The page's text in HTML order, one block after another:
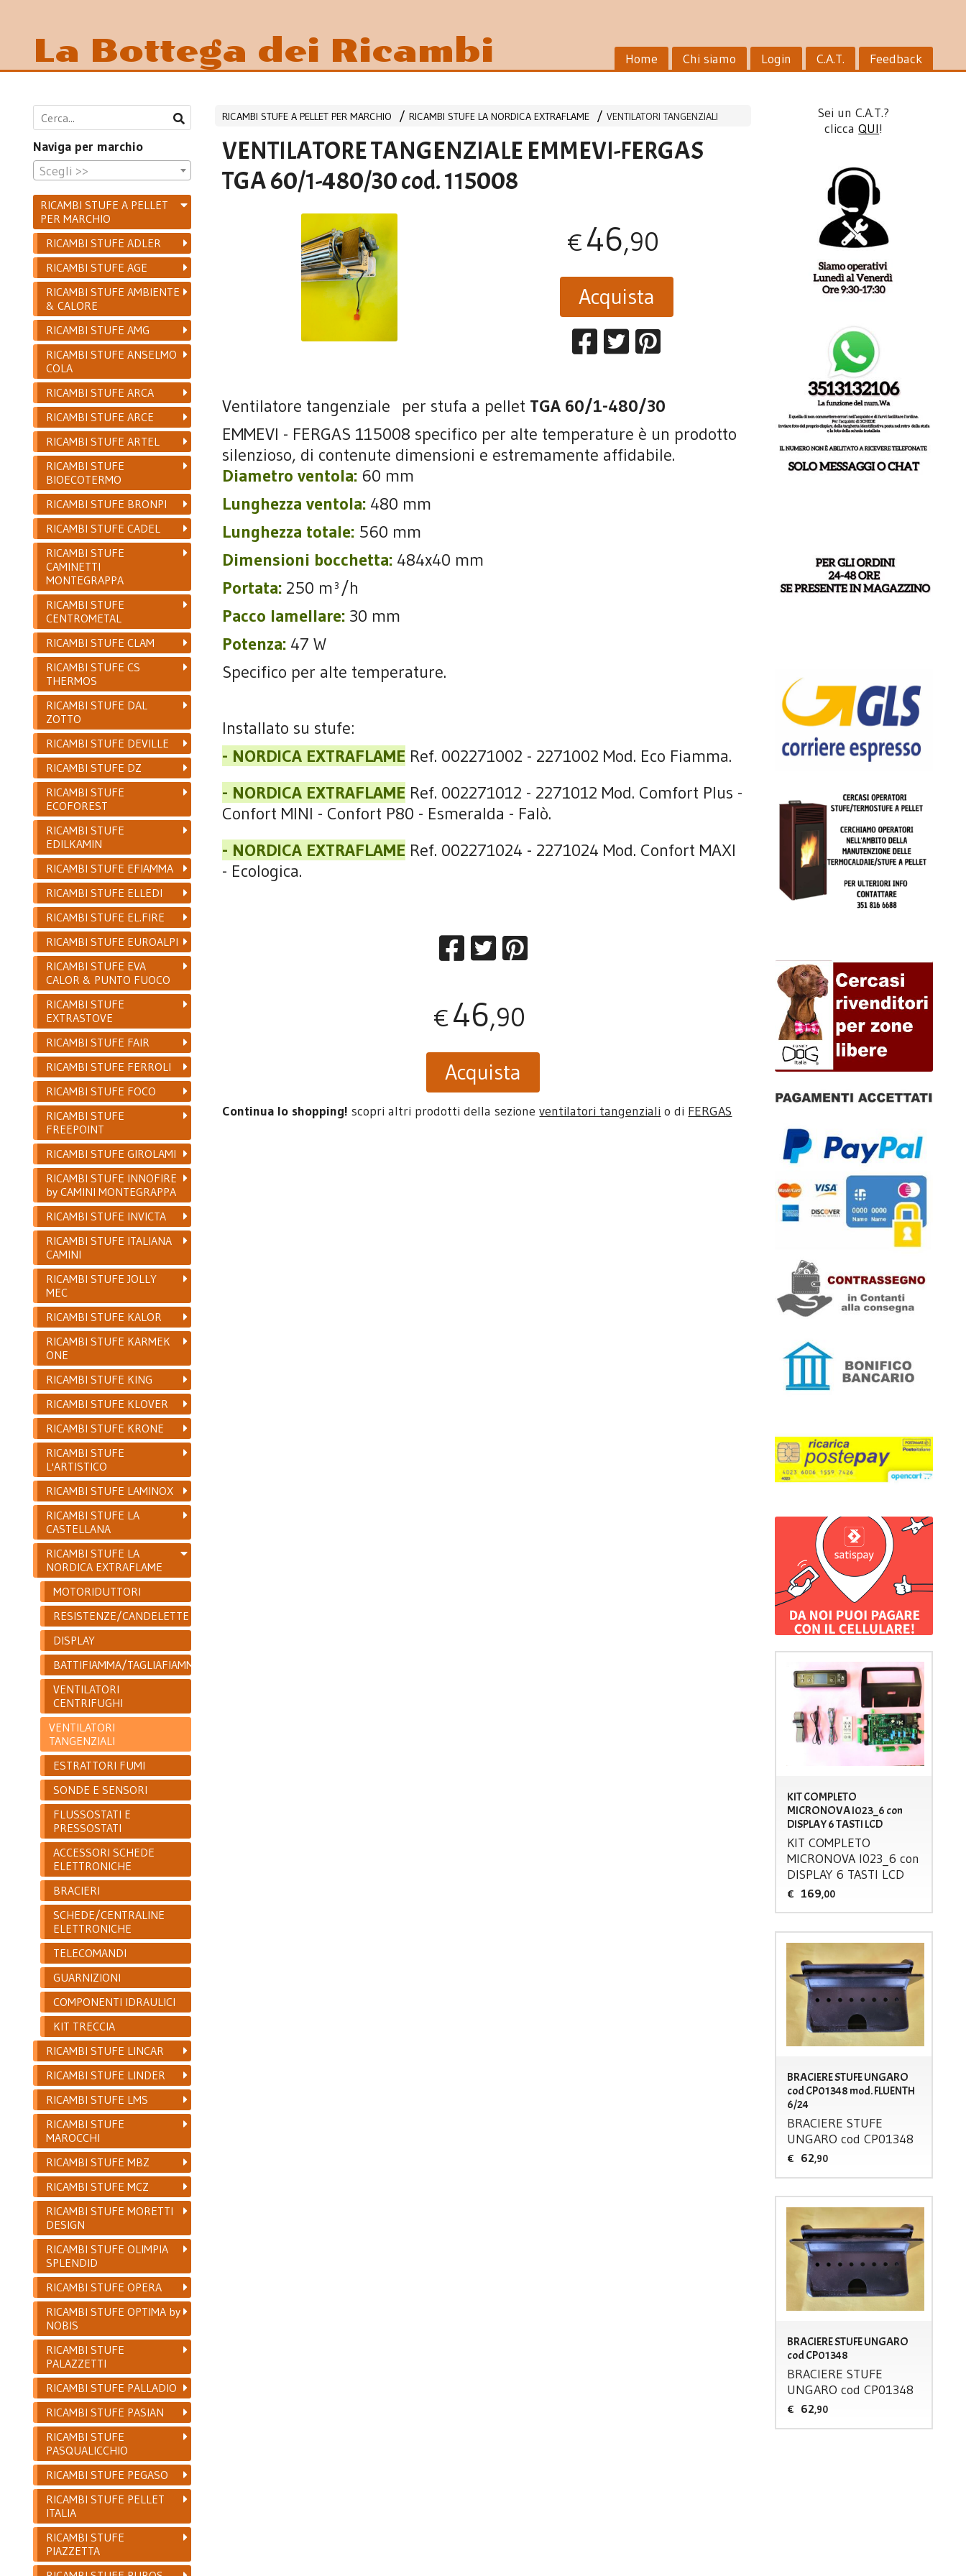
Home Chi siamo Login C.A.T. Feedback
La Bottega dei Ricambi
RICAMBI STUFE A PELLET PER MARCHIO RICAMBI STUFE LA NORDICA EXTRAFLAME VENTILATORI TANGENZIALI
VENTILATORE TANGENZIALE EMMEVI-FERGAS
TGA 60/1-480/30 cod. 115008
€46,90
Acquista
Ventilatore tangenziale per stufa a pellet TGA 60/1-480/30
EMMEVI - FERGAS 115008 specifico per alte temperature è un prodotto
silenzioso, di contenute dimensioni e estremamente affidabile.
Diametro ventola: 60 mm
Lunghezza ventola: 480 mm
Lunghezza totale: 560 mm
Dimensioni bocchetta: 484x40 mm
Portata: 250 m³/h
Pacco lamellare: 30 mm
Potenza: 47 W
Specifico per alte temperature.
Installato su stufe:
- NORDICA EXTRAFLAME Ref. 002271002 - 2271002 Mod. Eco Fiamma.
- NORDICA EXTRAFLAME Ref. 002271012 - 2271012 Mod. Comfort Plus -
Confort MINI - Confort P80 - Esmeralda - Falò.
- NORDICA EXTRAFLAME Ref. 002271024 - 2271024 Mod. Confort MAXI
- Ecologica.
€46,90
Acquista
Continua lo shopping! scopri altri prodotti della sezioneventilatori tangenziali o di FERGAS
Naviga per marchio
Scegli >>
RICAMBI STUFE A PELLET
PER MARCHIO
RICAMBI STUFE ADLER
RICAMBI STUFE AGE
RICAMBI STUFE AMBIENTE
& CALORE
RICAMBI STUFE AMG
RICAMBI STUFE ANSELMO
COLA
RICAMBI STUFE ARCA
RICAMBI STUFE ARCE
RICAMBI STUFE ARTEL
RICAMBI STUFE
BIOECOTERMO
RICAMBI STUFE BRONPI
RICAMBI STUFE CADEL
RICAMBI STUFE
CAMINETTI
MONTEGRAPPA
RICAMBI STUFE
CENTROMETAL
RICAMBI STUFE CLAM
RICAMBI STUFE CS
THERMOS
RICAMBI STUFE DAL
ZOTTO
RICAMBI STUFE DEVILLE
RICAMBI STUFE DZ
RICAMBI STUFE
ECOFOREST
RICAMBI STUFE
EDILKAMIN
RICAMBI STUFE EFIAMMA
RICAMBI STUFE ELLEDI
RICAMBI STUFE EL.FIRE
RICAMBI STUFE EUROALPI
RICAMBI STUFE EVA
CALOR & PUNTO FUOCO
RICAMBI STUFE
EXTRASTOVE
RICAMBI STUFE FAIR
RICAMBI STUFE FERROLI
RICAMBI STUFE FOCO
RICAMBI STUFE
FREEPOINT
RICAMBI STUFE GIROLAMI
RICAMBI STUFE INNOFIRE
by CAMINI MONTEGRAPPA
RICAMBI STUFE INVICTA
RICAMBI STUFE ITALIANA
CAMINI
RICAMBI STUFE JOLLY
MEC
RICAMBI STUFE KALOR
RICAMBI STUFE KARMEK
ONE
RICAMBI STUFE KING
RICAMBI STUFE KLOVER
RICAMBI STUFE KRONE
RICAMBI STUFE
L'ARTISTICO
RICAMBI STUFE LAMINOX
RICAMBI STUFE LA
CASTELLANA
RICAMBI STUFE LA
NORDICA EXTRAFLAME
MOTORIDUTTORI
RESISTENZE/CANDELETTE
DISPLAY
BATTIFIAMMA/TAGLIAFIAMMA
VENTILATORI
CENTRIFUGHI
VENTILATORI
TANGENZIALI
ESTRATTORI FUMI
SONDE E SENSORI
FLUSSOSTATI E
PRESSOSTATI
ACCESSORI SCHEDE
ELETTRONICHE
BRACIERI
SCHEDE/CENTRALINE
ELETTRONICHE
TELECOMANDI
GUARNIZIONI
COMPONENTI IDRAULICI
KIT TRECCIA
RICAMBI STUFE LINCAR
RICAMBI STUFE LINDER
RICAMBI STUFE LMS
RICAMBI STUFE
MAROCCHI
RICAMBI STUFE MBZ
RICAMBI STUFE MCZ
RICAMBI STUFE MORETTI
DESIGN
RICAMBI STUFE OLIMPIA
SPLENDID
RICAMBI STUFE OPERA
RICAMBI STUFE OPTIMA by
NOBIS
RICAMBI STUFE
PALAZZETTI
RICAMBI STUFE PALLADIO
RICAMBI STUFE PASIAN
RICAMBI STUFE
PASQUALICCHIO
RICAMBI STUFE PEGASO
RICAMBI STUFE PELLET
ITALIA
RICAMBI STUFE
PIAZZETTA
Sei un C.A.T.?
cliccaQUI!
KIT COMPLETO
MICRONOVA I023_6 con
DISPLAY 6 TASTI LCD
KIT COMPLETO
MICRONOVA I023_6 con
DISPLAY 6 TASTI LCD
€ 169,00
BRACIERE STUFE UNGARO
cod CP01348 mod. FLUENTH
6/24
BRACIERE STUFE
UNGARO cod CP01348
€ 62,90
BRACIERE STUFE UNGARO
cod CP01348
BRACIERE STUFE
UNGARO cod CP01348
€ 62,90